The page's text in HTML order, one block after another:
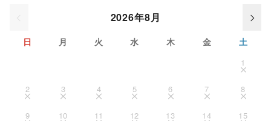
2026年8月
日 月 火 水 木 金 土
1
2 3 4 5 6 7 8
9 10 11 12 13 14 15